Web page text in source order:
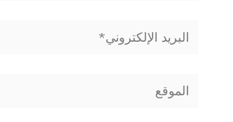
البريد
الموقع